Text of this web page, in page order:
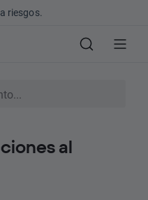
riesgos.
al